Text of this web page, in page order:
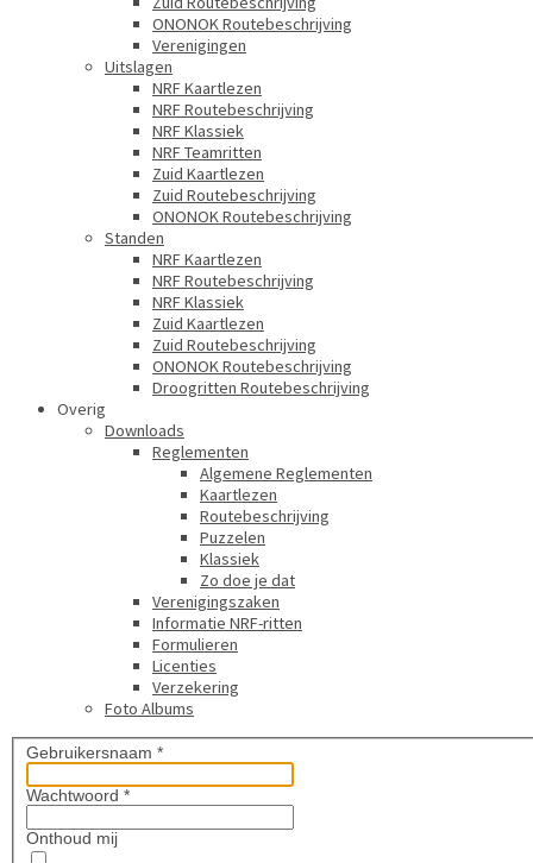
ONONOK Routebeschrijving
Verenigingen
Uitslagen
NRF Kaartlezen
NRF Routebeschrijving
NRF Klassiek
NRF Teamritten
Zuid Kaartlezen
Zuid Routebeschrijving
ONONOK Routebeschrijving
Standen
NRF Kaartlezen
NRF Routebeschrijving
NRF Klassiek
Zuid Kaartlezen
Zuid Routebeschrijving
ONONOK Routebeschrijving
Droogritten Routebeschrijving
Overig
Downloads
Reglementen
Algemene Reglementen
Kaartlezen
Routebeschrijving
Puzzelen
Klassiek
Zo doe je dat
Verenigingszaken
Informatie NRF-ritten
Formulieren
Licenties
Verzekering
Foto Albums
Gebruikersnaam *
Wachtwoord *
Onthoud mij